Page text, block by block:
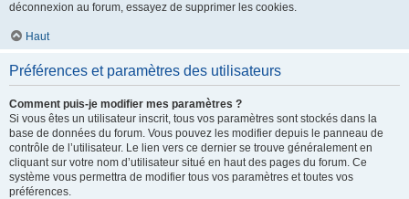
déconnexion au forum, essayez de supprimer les cookies.
Haut
Préférences et paramètres des utilisateurs
Comment puis-je modifier mes paramètres ?
Si vous êtes un utilisateur inscrit, tous vos paramètres sont stockés dans la
base de données du forum. Vous pouvez les modifier depuis le panneau de
contrôle de l’utilisateur. Le lien vers ce dernier se trouve généralement en
cliquant sur votre nom d’utilisateur situé en haut des pages du forum. Ce
système vous permettra de modifier tous vos paramètres et toutes vos
préférences.